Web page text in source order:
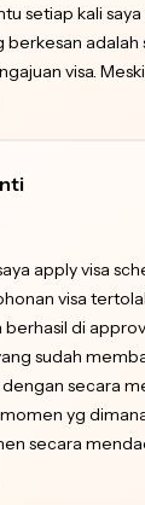
setiap kali
berkesan adalah
visa.
apply visa
visa
berhasil di
sudah
secara
yg
secara